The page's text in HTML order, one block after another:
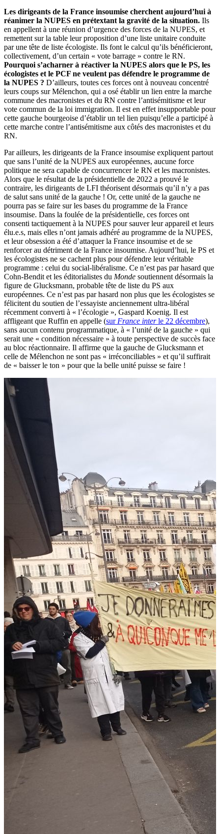
Les dirigeants de la France insoumise cherchent aujourd’hui à
réanimer la NUPES en prétextant la gravité de la situation. Ils
en appellent à une réunion d’urgence des forces de la NUPES, et
remettent sur la table leur proposition d’une liste unitaire conduite
par une tête de liste écologiste. Ils font le calcul qu’ils bénéficieront,
collectivement, d’un certain « vote barrage » contre le RN.
Pourquoi s’acharner à réactiver la NUPES alors que le PS, les
écologistes et le PCF ne veulent pas défendre le programme de
la NUPES ? D’ailleurs, toutes ces forces ont à nouveau concentré
leurs coups sur Mélenchon, qui a osé établir un lien entre la marche
commune des macronistes et du RN contre l’antisémitisme et leur
vote commun de la loi immigration. Il est en effet insupportable pour
cette gauche bourgeoise d’établir un tel lien puisqu’elle a participé à
cette marche contre l’antisémitisme aux côtés des macronistes et du
RN.
Par ailleurs, les dirigeants de la France insoumise expliquent partout
que sans l’unité de la NUPES aux européennes, aucune force
politique ne sera capable de concurrencer le RN et les macronistes.
Alors que le résultat de la présidentielle de 2022 a prouvé le
contraire, les dirigeants de LFI théorisent désormais qu’il n’y a pas
de salut sans unité de la gauche ! Or, cette unité de la gauche ne
pourra pas se faire sur les bases du programme de la France
insoumise. Dans la foulée de la présidentielle, ces forces ont
consenti tactiquement à la NUPES pour sauver leur appareil et leurs
élu.e.s, mais elles n’ont jamais adhéré au programme de la NUPES,
et leur obsession a été d’attaquer la France insoumise et de se
renforcer au détriment de la France insoumise. Aujourd’hui, le PS et
les écologistes ne se cachent plus pour défendre leur véritable
programme : celui du social-libéralisme. Ce n’est pas par hasard que
Cohn-Bendit et les éditorialistes du Monde soutiennent désormais la
figure de Glucksmann, probable tête de liste du PS aux
européennes. Ce n’est pas par hasard non plus que les écologistes se
félicitent du soutien de l’essayiste anciennement ultra-libéral
récemment converti à « l’écologie », Gaspard Koenig. Il est
affligeant que Ruffin en appelle (sur France interle 22 décembre),
sans aucun contenu programmatique, à « l’unité de la gauche » qui
serait une « condition nécessaire » à toute perspective de succès face
au bloc réactionnaire. Il affirme que la gauche de Glucksmann et
celle de Mélenchon ne sont pas « irréconciliables » et qu’il suffirait
de « baisser le ton » pour que la belle unité puisse se faire !